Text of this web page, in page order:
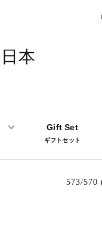
Gift Set
ギフトセット
右上から101/830
573/570